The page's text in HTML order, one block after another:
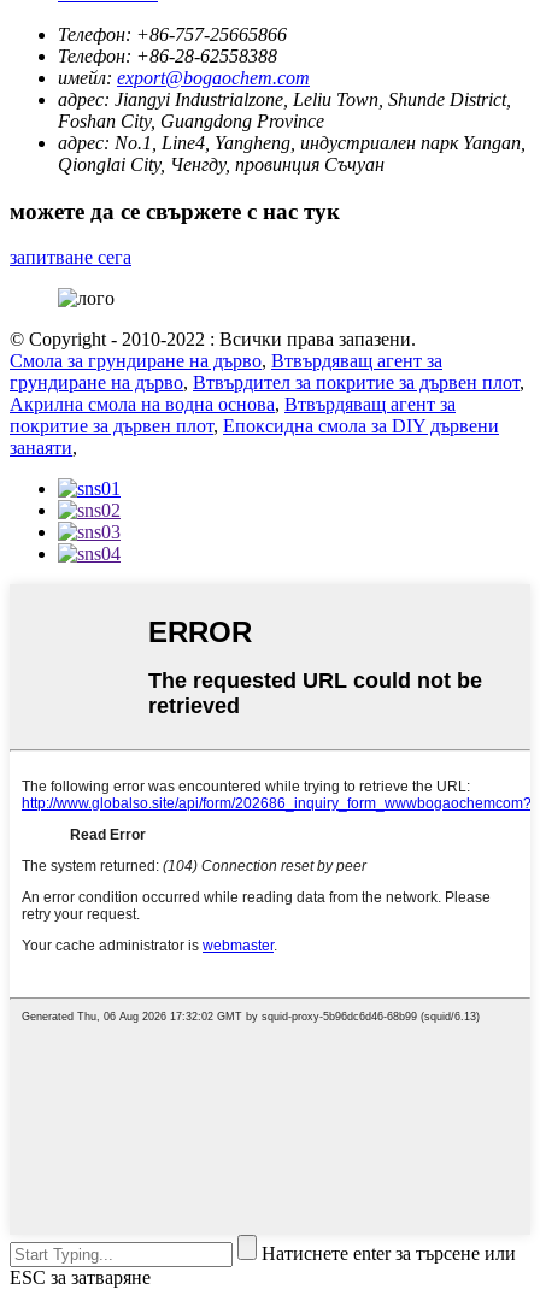
Телефон: +86-757-25665866
Телефон: +86-28-62558388
имейл: export@bogaochem.com
адрес: Jiangyi Industrialzone, Leliu Town, Shunde District,
Foshan City, Guangdong Province
адрес: No.1, Line4, Yangheng, индустриален парк Yangan,
Qionglai City, Ченгду, провинция Съчуан
можете да се свържете с нас тук
запитване сега
© Copyright - 2010-2022 : Всички права запазени.
Смола за грундиране на дърво, Втвърдяващ агент за
грундиране на дърво, Втвърдител за покритие за дървен плот,
Акрилна смола на водна основа, Втвърдяващ агент за
покритие за дървен плот, Епоксидна смола за DIY дървени
занаяти,
Натиснете enter за търсене или
ESC за затваряне